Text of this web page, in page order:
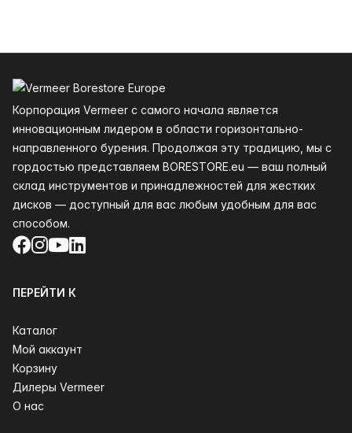
Корпорация Vermeer с самого начала является
инновационным лидером в области горизонтально-
направленного бурения. Продолжая эту традицию, мы с
гордостью представляем BORESTORE.eu — ваш полный
склад инструментов и принадлежностей для жестких
дисков — доступный для вас любым удобным для вас
способом.
Facebook
Instagram
YouTube
LinkedIn
ПЕРЕЙТИ К
Каталог
Мой аккаунт
Корзину
Дилеры Vermeer
О нас